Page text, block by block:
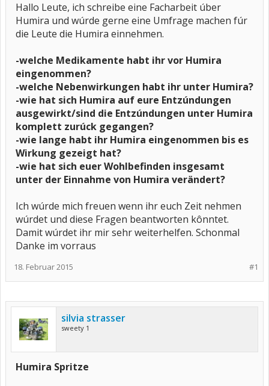
Hallo Leute, ich schreibe eine Facharbeit úber
Humira und wúrde gerne eine Umfrage machen fúr
die Leute die Humira einnehmen.
-welche Medikamente habt ihr vor Humira
eingenommen?
-welche Nebenwirkungen habt ihr unter Humira?
-wie hat sich Humira auf eure Entzúndungen
ausgewirkt/sind die Entzúndungen unter Humira
komplett zurúck gegangen?
-wie lange habt ihr Humira eingenommen bis es
Wirkung gezeigt hat?
-wie hat sich euer Wohlbefinden insgesamt
unter der Einnahme von Humira verändert?
Ich wúrde mich freuen wenn ihr euch Zeit nehmen
wúrdet und diese Fragen beantworten kônntet.
Damit wúrdet ihr mir sehr weiterhelfen. Schonmal
Danke im vorraus
#1
18. Februar 2015
silvia strasser
sweety 1
Humira Spritze